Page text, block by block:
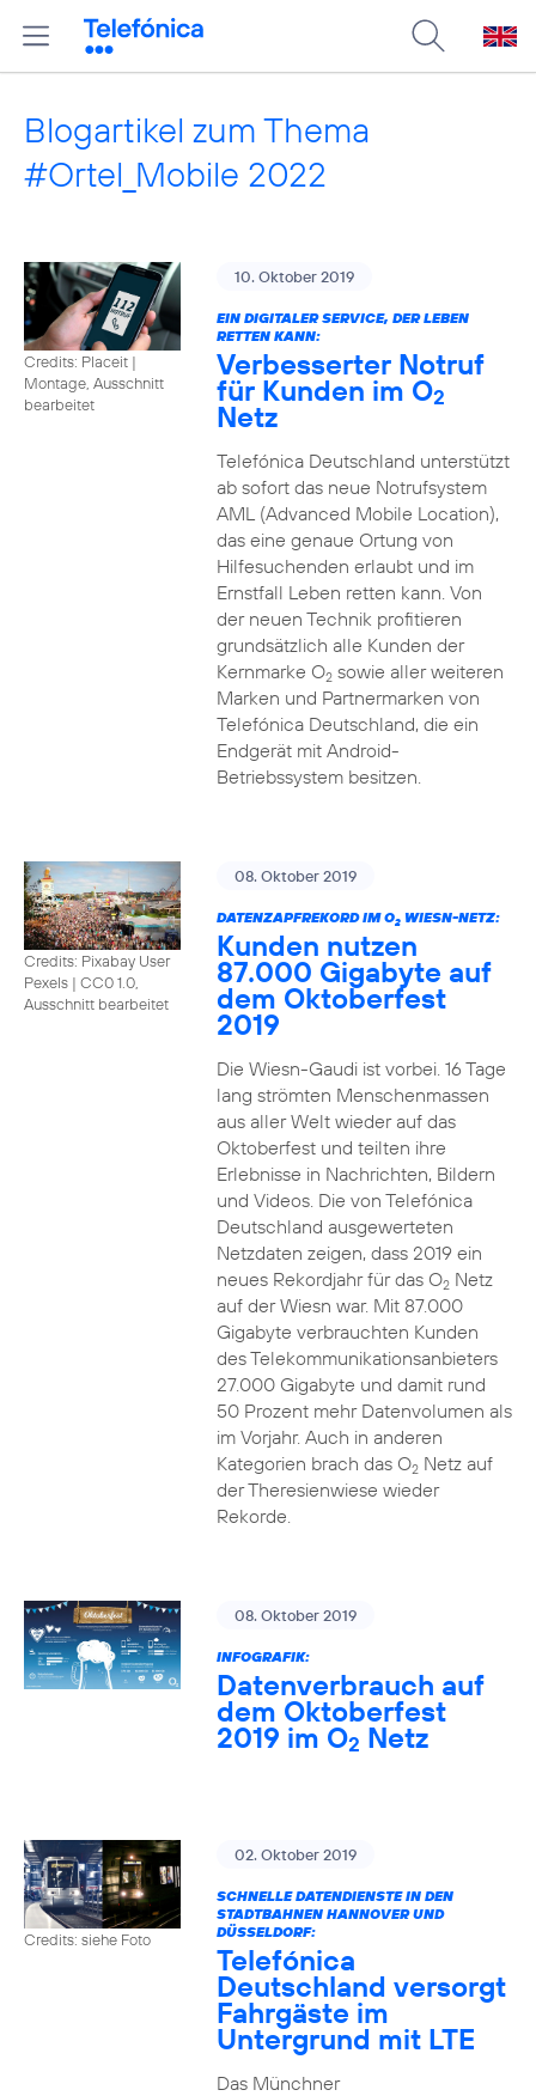
Blogartikel zum Thema
#Ortel_Mobile 2022
Credits: Placeit |
Montage, Ausschnitt
bearbeitet
10. Oktober 2019
EIN DIGITALER SERVICE, DER LEBEN
RETTEN KANN:
Verbesserter Notruf
für Kunden im O2
Netz
Telefónica Deutschland unterstützt
ab sofort das neue Notrufsystem
AML (Advanced Mobile Location),
das eine genaue Ortung von
Hilfesuchenden erlaubt und im
Ernstfall Leben retten kann. Von
der neuen Technik profitieren
grundsätzlich alle Kunden der
Kernmarke O2sowie aller weiteren
Marken und Partnermarken von
Telefónica Deutschland, die ein
Endgerät mit Android-
Betriebssystem besitzen.
Credits: Pixabay User
Pexels | CC0 1.0,
Ausschnitt bearbeitet
08. Oktober 2019
DATENZAPFREKORD IM O2WIESN-NETZ:
Kunden nutzen
87.000 Gigabyte auf
dem Oktoberfest
2019
Die Wiesn-Gaudi ist vorbei. 16 Tage
lang strömten Menschenmassen
aus aller Welt wieder auf das
Oktoberfest und teilten ihre
Erlebnisse in Nachrichten, Bildern
und Videos. Die von Telefónica
Deutschland ausgewerteten
Netzdaten zeigen, dass 2019 ein
neues Rekordjahr für das O2Netz
auf der Wiesn war. Mit 87.000
Gigabyte verbrauchten Kunden
des Telekommunikationsanbieters
27.000 Gigabyte und damit rund
50 Prozent mehr Datenvolumen als
im Vorjahr. Auch in anderen
Kategorien brach das O2Netz auf
der Theresienwiese wieder
Rekorde.
08. Oktober 2019
INFOGRAFIK:
Datenverbrauch auf
dem Oktoberfest
2019 im O2 Netz
Credits: siehe Foto
02. Oktober 2019
SCHNELLE DATENDIENSTE IN DEN
STADTBAHNEN HANNOVER UND
DÜSSELDORF:
Telefónica
Deutschland versorgt
Fahrgäste im
Untergrund mit LTE
Das Münchner